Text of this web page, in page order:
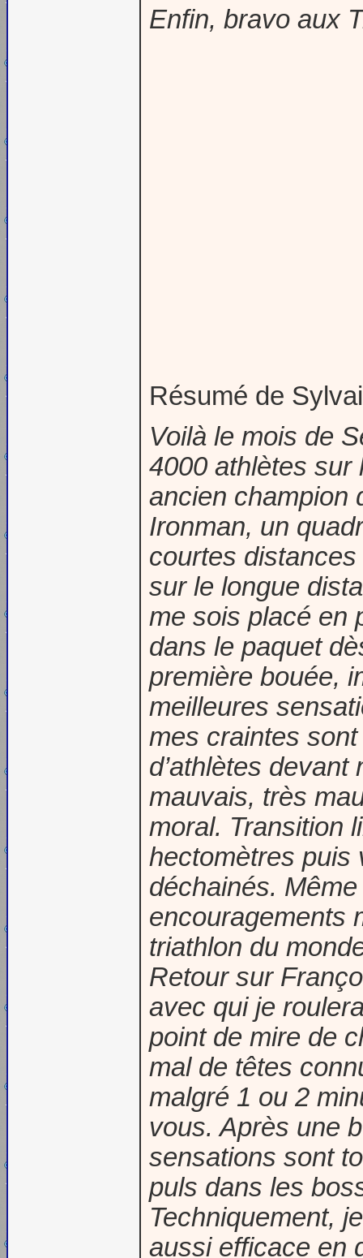
Enfin, bravo aux
Résumé de
Voilà le mois de
4000 athlètes sur
ancien champion
Ironman, un
courtes
sur le longue
me sois placé en
dans le paquet
première bouée,
meilleures
mes craintes
d’athlètes devant
mauvais, très
moral. Transition
hectomètres puis
déchainés.
encouragements
triathlon du
Retour sur
avec qui je
point de mire de
mal de têtes
malgré 1 ou 2
vous. Après une
sensations sont
puls dans les
Techniquement,
aussi efficace en